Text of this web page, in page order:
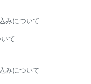
みについて
て
みについて